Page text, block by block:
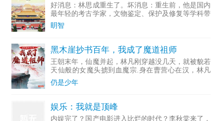
好消息：林思成重生了。坏消息：重生前，他是国内
最年轻的考古学家，文物鉴定、保护及修复等学科带
头人。多...
眀智
黑木崖抄书百年，我成了魔道祖师
王朝末年，仙魔并起，林凡刚穿越没几天，就被貌若
天仙般的女魔头掳到血魔宗.身在曹营心在汉，林凡
一心只想做个好人，无奈常遭人误解，好在他不断通
过藏书楼抄录变强。……若干年后，正道六大派打上
仍是少年
娱乐：我就是顶峰
内娱完了？国产电影进入比烂的时代？李秋棠来了，